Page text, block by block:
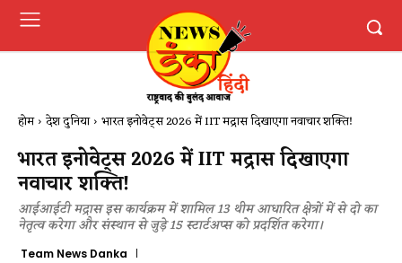
होम देश दुनिया भारत इनोवेट्स 2026 में IIT मद्रास दिखाएगा नवाचार शक्ति!
भारत इनोवेट्स 2026 में IIT मद्रास दिखाएगा
नवाचार शक्ति!
आईआईटी मद्रास इस कार्यक्रम में शामिल 13 थीम आधारित क्षेत्रों में से दो का
नेतृत्व करेगा और संस्थान से जुड़े 15 स्टार्टअप्स को प्रदर्शित करेगा।
Team News Danka